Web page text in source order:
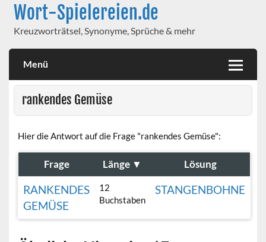
Wort-Spielereien.de
Kreuzworträtsel, Synonyme, Sprüche & mehr
Menü
rankendes Gemüse
Hier die Antwort auf die Frage "rankendes Gemüse":
Frage Länge ▼ Lösung
RANKENDES
GEMÜSE
12
Buchstaben
STANGENBOHNE